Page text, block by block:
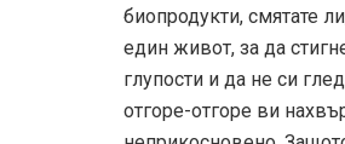
биопродукти, смятате
един живот, за да
глупости и да не си
отгоре-отгоре ви